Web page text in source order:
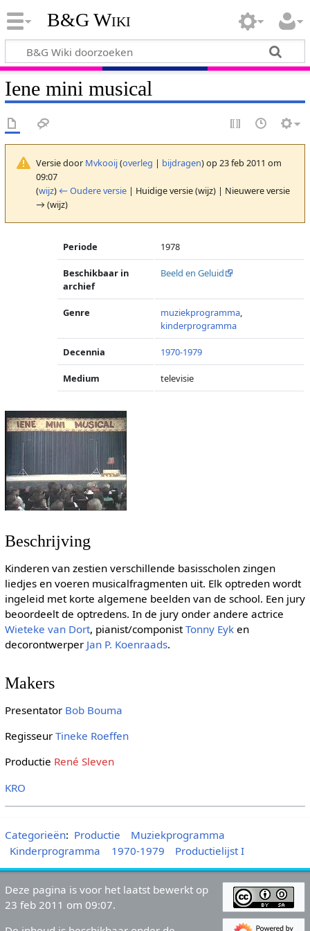
B&G Wiki
Iene mini musical
Versie door Mvkooij(overleg | bijdragen)op 23 feb 2011 om
09:07
(wijz) ← Oudere versie| Huidige versie (wijz) | Nieuwere versie
→ (wijz)
Periode 1978
Beschikbaar in
archief
Beeld en Geluid
Genre muziekprogramma,
kinderprogramma
Decennia 1970-1979
Medium televisie
Beschrijving
Kinderen van zestien verschillende basisscholen zingen
liedjes en voeren musicalfragmenten uit. Elk optreden wordt
ingeleid met korte algemene beelden van de school. Een jury
beoordeelt de optredens. In de jury onder andere actrice
Wieteke van Dort, pianist/componistTonny Eyken
decorontwerper Jan P. Koenraads.
Makers
Presentator Bob Bouma
Regisseur Tineke Roeffen
Productie René Sleven
KRO
Categorieën: Productie
Muziekprogramma
Kinderprogramma
1970-1979 Productielijst I
Deze pagina is voor het laatst bewerkt op
23 feb 2011 om 09:07.